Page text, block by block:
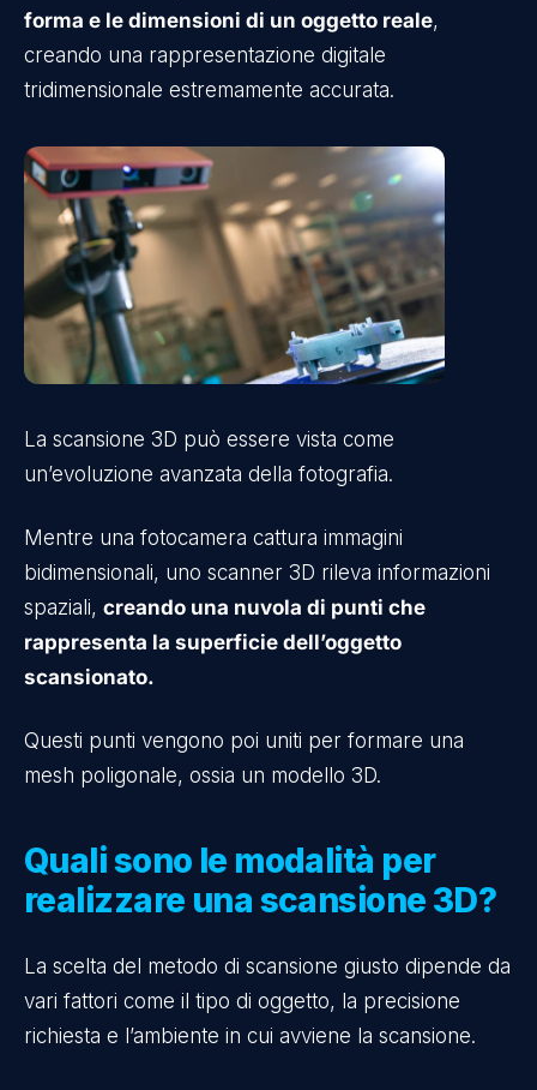
forma e le dimensioni di un oggetto reale,
creando una rappresentazione digitale
tridimensionale estremamente accurata.
La scansione 3D può essere vista come
un’evoluzione avanzata della fotografia.
Mentre una fotocamera cattura immagini
bidimensionali, uno scanner 3D rileva informazioni
spaziali, creando una nuvola di punti che
rappresenta la superficie dell’oggetto
scansionato.
Questi punti vengono poi uniti per formare una
mesh poligonale, ossia un modello 3D.
Quali sono le modalità per
realizzare una scansione 3D?
La scelta del metodo di scansione giusto dipende da
vari fattori come il tipo di oggetto, la precisione
richiesta e l’ambiente in cui avviene la scansione.